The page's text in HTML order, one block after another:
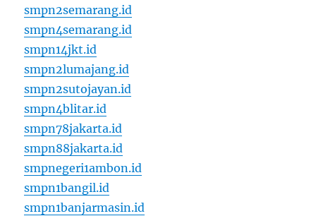
smpn2semarang.id
smpn4semarang.id
smpn14jkt.id
smpn2lumajang.id
smpn2sutojayan.id
smpn4blitar.id
smpn78jakarta.id
smpn88jakarta.id
smpnegeri1ambon.id
smpn1bangil.id
smpn1banjarmasin.id